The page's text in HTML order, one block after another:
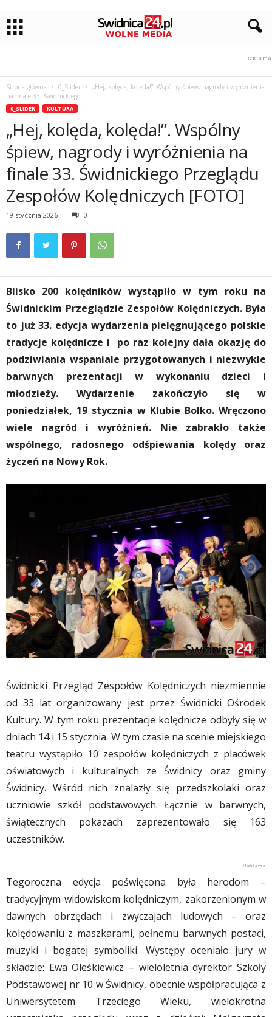
Strona główna 0_Slider
„Hej, kolęda, kolęda!”. Wspólny śpiew, nagrody i wyróżnienia
na finale 33. Świdnickiego...
0_SLIDER KULTURA
„Hej, kolęda, kolęda!”. Wspólny
śpiew, nagrody i wyróżnienia na
finale 33. Świdnickiego Przeglądu
Zespołów Kolędniczych [FOTO]
19 stycznia 2026 0
Blisko 200 kolędników wystąpiło w tym roku na
Świdnickim Przeglądzie Zespołów Kolędniczych. Była
to już 33. edycja wydarzenia pielęgnującego polskie
tradycje kolędnicze i po raz kolejny dała okazję do
podziwiania wspaniale przygotowanych i niezwykle
barwnych prezentacji w wykonaniu dzieci i
młodzieży. Wydarzenie zakończyło się w
poniedziałek, 19 stycznia w Klubie Bolko. Wręczono
wiele nagród i wyróżnień. Nie zabrakło także
wspólnego, radosnego odśpiewania kolędy oraz
życzeń na Nowy Rok.
Świdnicki Przegląd Zespołów Kolędniczych niezmiennie
od 33 lat organizowany jest przez Świdnicki Ośrodek
Kultury. W tym roku prezentacje kolędnicze odbyły się w
dniach 14 i 15 stycznia. W tym czasie na scenie miejskiego
teatru wystąpiło 10 zespołów kolędniczych z placówek
oświatowych i kulturalnych ze Świdnicy oraz gminy
Świdnicy. Wśród nich znalazły się przedszkolaki oraz
uczniowie szkół podstawowych. Łącznie w barwnych,
świątecznych pokazach zaprezentowało się 163
uczestników.
Tegoroczna edycja poświęcona była herodom –
tradycyjnym widowiskom kolędniczym, zakorzenionym w
dawnych obrzędach i zwyczajach ludowych – oraz
kolędowaniu z maszkarami, pełnemu barwnych postaci,
muzyki i bogatej symboliki. Występy oceniało jury w
składzie: Ewa Oleśkiewicz – wieloletnia dyrektor Szkoły
Podstawowej nr 10 w Świdnicy, obecnie współpracująca z
Uniwersytetem Trzeciego Wieku, wielokrotna